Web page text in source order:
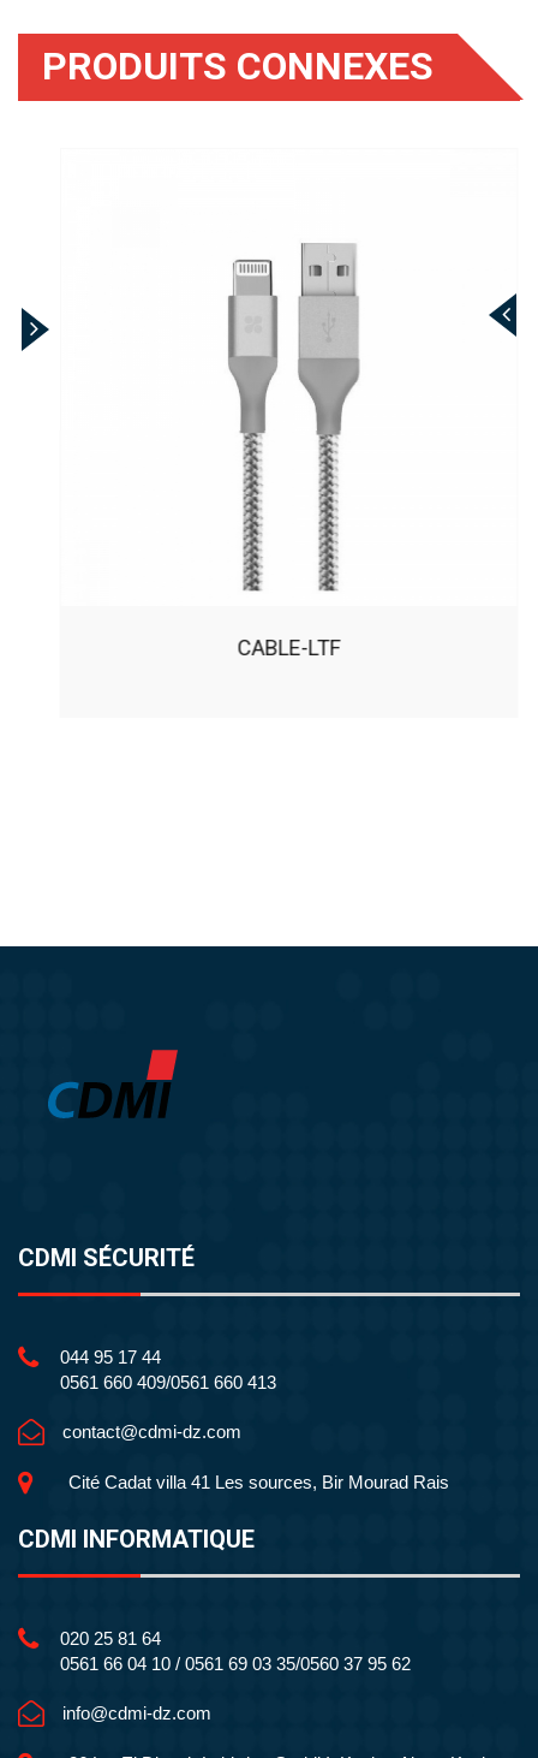
PRODUITS CONNEXES
CABLE-LTF
CDMI SÉCURITÉ
044 95 17 44
0561 660 409/0561 660 413
contact@cdmi-dz.com
Cité Cadat villa 41 Les sources, Bir Mourad Rais
CDMI INFORMATIQUE
020 25 81 64
0561 66 04 10 / 0561 69 03 35/0560 37 95 62
info@cdmi-dz.com